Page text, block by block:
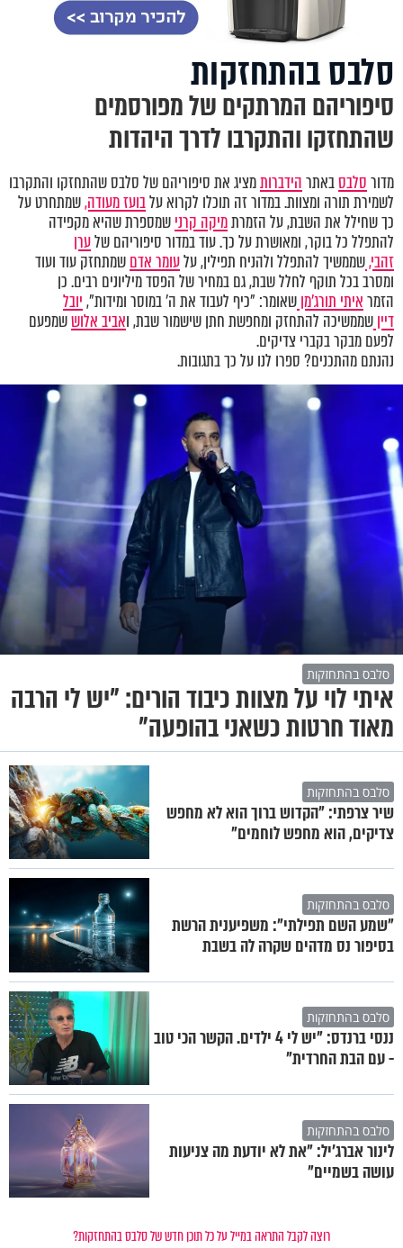
סלבס בהתחזקות
סיפוריהם המרתקים של מפורסמים
שהתחזקו והתקרבו לדרך היהדות
מדורסלבסבאתרהידברותמציג את סיפוריהם של סלבס שהתחזקו והתקרבו
לשמירת תורה ומצוות. במדור זה תוכלו לקרוא עלבועז מעודה,שמתחרט על
כך שחילל את השבת, על הזמרתמיקה קרנישמספרת שהיא מקפידה
להתפלל כל בוקר, ומאושרת על כך. עוד במדור סיפוריהם שלערן
זהבי,שממשיך להתפלל ולהניח תפילין, עלעומר אדםשמתחזק עוד ועוד
ומסרב בכל תוקף לחלל שבת, גם במחיר של הפסד מיליונים רבים. כן
הזמראיתי תורג'מןשאומר: "כיף לעבוד את ה' במוסר ומידות",יובל
דייןשממשיכה להתחזק ומחפשת חתן שישמור שבת, ואביב אלוששמפעם
לפעם מבקר בקברי צדיקים.
נהנתם מהתכנים? ספרו לנו על כך בתגובות.
סלבס בהתחזקות
איתי לוי על מצוות כיבוד הורים: "יש לי הרבה
מאוד חרטות כשאני בהופעה"
סלבס בהתחזקות
שיר צרפתי: "הקדוש ברוך הוא לא מחפש
צדיקים, הוא מחפש לוחמים"
סלבס בהתחזקות
"שמע השם תפילתי": משפיענית הרשת
בסיפור נס מדהים שקרה לה בשבת
סלבס בהתחזקות
ננסי ברנדס: "יש לי 4 ילדים. הקשר הכי טוב
- עם הבת החרדית"
סלבס בהתחזקות
לינור אברג'יל: "את לא יודעת מה צניעות
עושה בשמיים"
רוצה לקבל התראה במייל על כל תוכן חדש של סלבס בהתחזקות?